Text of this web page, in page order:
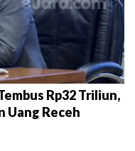
Rp32 Triliun,
Uang Receh